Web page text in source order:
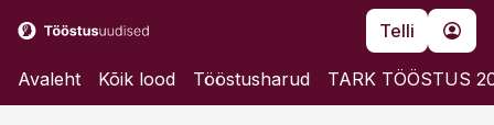
Telli
Avaleht Kõik lood Tööstusharud TARK TÖÖSTUS